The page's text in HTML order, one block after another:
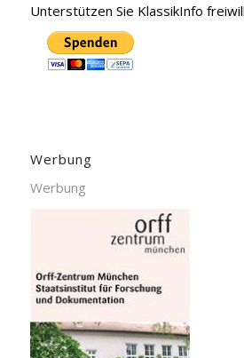
Unterstützen Sie KlassikInfo
Werbung
Werbung